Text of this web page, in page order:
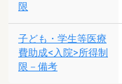
限
子ども・学生等医療
費助成<入院>所得制
限－備考